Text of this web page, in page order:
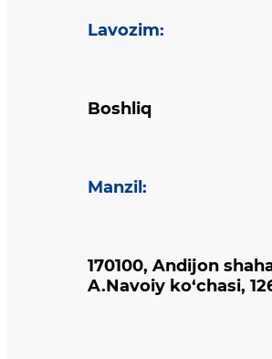
Lavozim:
Boshliq
Manzil :
170100, Andijon
A.Navoiy ko‘chasi,